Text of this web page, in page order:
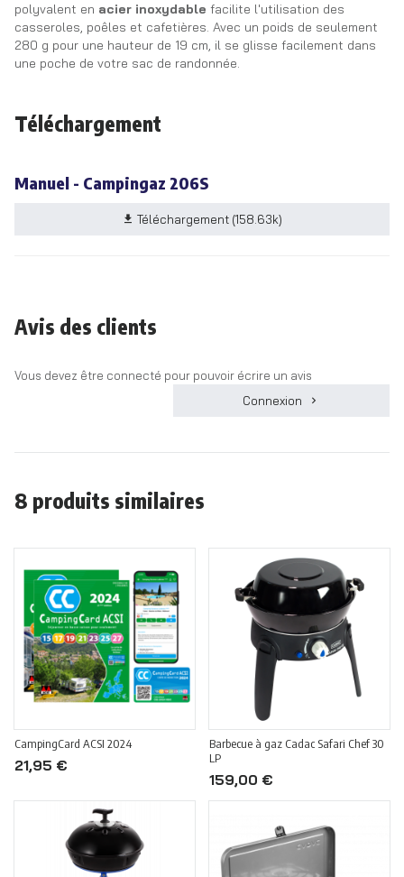
polyvalent en acier inoxydable facilite l'utilisation des
casseroles, poêles et cafetières. Avec un poids de seulement
280 g pour une hauteur de 19 cm, il se glisse facilement dans
une poche de votre sac de randonnée.
Téléchargement
Manuel - Campingaz 206S
Téléchargement (158.63k)
Avis des clients
Vous devez être connecté pour pouvoir écrire un avis
Connexion
8 produits similaires
CampingCard ACSI 2024
21,95 €
Barbecue à gaz Cadac Safari Chef 30
LP
159,00 €